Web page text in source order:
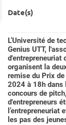
Date(s)
L’Université de
Genius UTT,
d'entrepreneuriat
organisent la
remise du Prix
2024 à 18h dans
concours de
d'entrepreneurs
l’entrepreneuriat
les pas des